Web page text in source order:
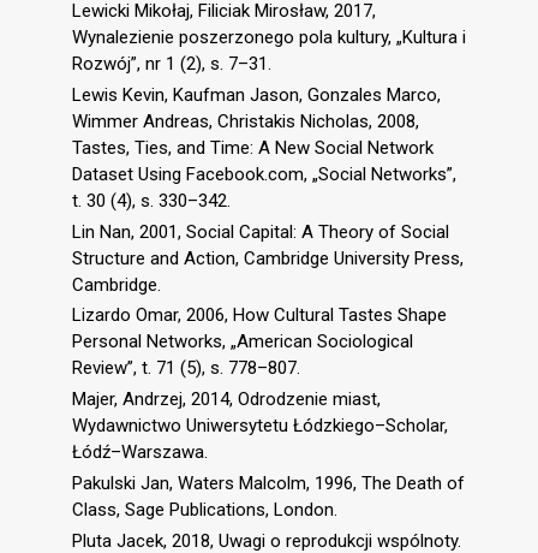
Lewicki Mikołaj, Filiciak Mirosław, 2017,
Wynalezienie poszerzonego pola kultury, „Kultura i
Rozwój”, nr 1 (2), s. 7–31.
Lewis Kevin, Kaufman Jason, Gonzales Marco,
Wimmer Andreas, Christakis Nicholas, 2008,
Tastes, Ties, and Time: A New Social Network
Dataset Using Facebook.com, „Social Networks”,
t. 30 (4), s. 330–342.
Lin Nan, 2001, Social Capital: A Theory of Social
Structure and Action, Cambridge University Press,
Cambridge.
Lizardo Omar, 2006, How Cultural Tastes Shape
Personal Networks, „American Sociological
Review”, t. 71 (5), s. 778–807.
Majer, Andrzej, 2014, Odrodzenie miast,
Wydawnictwo Uniwersytetu Łódzkiego–Scholar,
Łódź–Warszawa.
Pakulski Jan, Waters Malcolm, 1996, The Death of
Class, Sage Publications, London.
Pluta Jacek, 2018, Uwagi o reprodukcji wspólnoty.